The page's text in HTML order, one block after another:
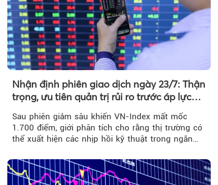
Nhận định phiên giao dịch ngày 23/7: Thận
trọng, ưu tiên quản trị rủi ro trước áp lực
Sau phiên giảm sâu khiến VN-Index mất mốc
1.700 điểm, giới phân tích cho rằng thị trường có
thể xuất hiện các nhịp hồi kỹ thuật trong ngắn